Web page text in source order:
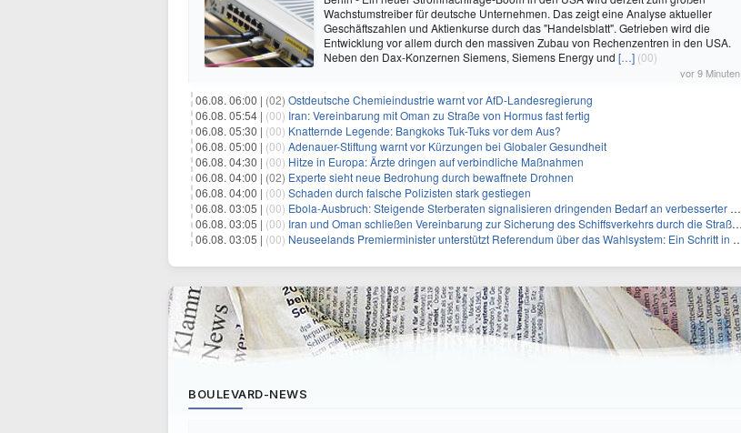
Wachstumstreiber für deutsche Unternehmen. Das zeigt eine Analyse aktueller
Geschäftszahlen und Aktienkurse durch das "Handelsblatt". Getrieben wird die
Entwicklung vor allem durch den massiven Zubau von Rechenzentren in den USA.
Neben den Dax-Konzernen Siemens, Siemens Energy und […] (00)
vor 9 Minuten
06.08. 06:00 | (02) Ostdeutsche Chemieindustrie warnt vor AfD-Landesregierung
06.08. 05:54 | (00) Iran: Vereinbarung mit Oman zu Straße von Hormus fast fertig
06.08. 05:30 | (00) Knatternde Legende: Bangkoks Tuk-Tuks vor dem Aus?
06.08. 05:00 | (00) Adenauer-Stiftung warnt vor Kürzungen bei Globaler Gesundheit
06.08. 04:30 | (00) Hitze in Europa: Ärzte dringen auf verbindliche Maßnahmen
06.08. 04:00 | (02) Experte sieht neue Bedrohung durch bewaffnete Drohnen
06.08. 04:00 | (00) Schaden durch falsche Polizisten stark gestiegen
06.08. 03:05 | (00) Ebola-Ausbruch: Steigende Sterberaten signalisieren dringenden Bedarf an verbesserter Gesundheitsinfrastruktur
06.08. 03:05 | (00) Iran und Oman schließen Vereinbarung zur Sicherung des Schiffsverkehrs durch die Straße von Hormuz
06.08. 03:05 | (00) Neuseelands Premierminister unterstützt Referendum über das Wahlsystem: Ein Schritt in Richtung verbesserter demokratischer Beteiligung
BOULEVARD-NEWS